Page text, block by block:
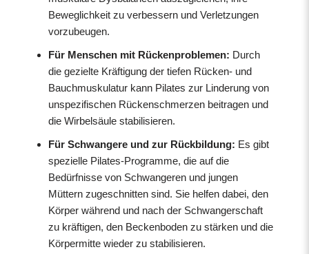
Beweglichkeit zu verbessern und Verletzungen
vorzubeugen.
Für Menschen mit Rückenproblemen: Durch
die gezielte Kräftigung der tiefen Rücken- und
Bauchmuskulatur kann Pilates zur Linderung von
unspezifischen Rückenschmerzen beitragen und
die Wirbelsäule stabilisieren.
Für Schwangere und zur Rückbildung: Es gibt
spezielle Pilates-Programme, die auf die
Bedürfnisse von Schwangeren und jungen
Müttern zugeschnitten sind. Sie helfen dabei, den
Körper während und nach der Schwangerschaft
zu kräftigen, den Beckenboden zu stärken und die
Körpermitte wieder zu stabilisieren.